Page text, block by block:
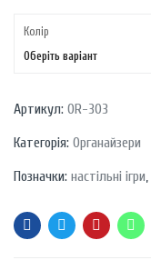
Колір
Оберіть варіант
Артикул: OR-303
Категорія: Органайзери
Позначки: настільні ігри,